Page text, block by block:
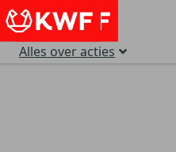
Alles over acties